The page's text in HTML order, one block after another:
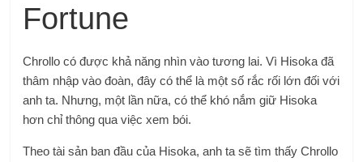
Fortune
Chrollo có được khả năng nhìn vào tương lai. Vì Hisoka đã
thâm nhập vào đoàn, đây có thể là một số rắc rối lớn đối với
anh ta. Nhưng, một lần nữa, có thể khó nắm giữ Hisoka
hơn chỉ thông qua việc xem bói.
Theo tài sản ban đầu của Hisoka, anh ta sẽ tìm thấy Chrollo